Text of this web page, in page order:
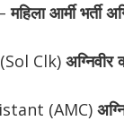
महिला आर्मी भर्ती
Clk) अग्निवीर
(AMC)